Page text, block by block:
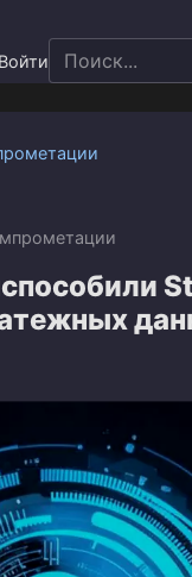
Войти Search
for: